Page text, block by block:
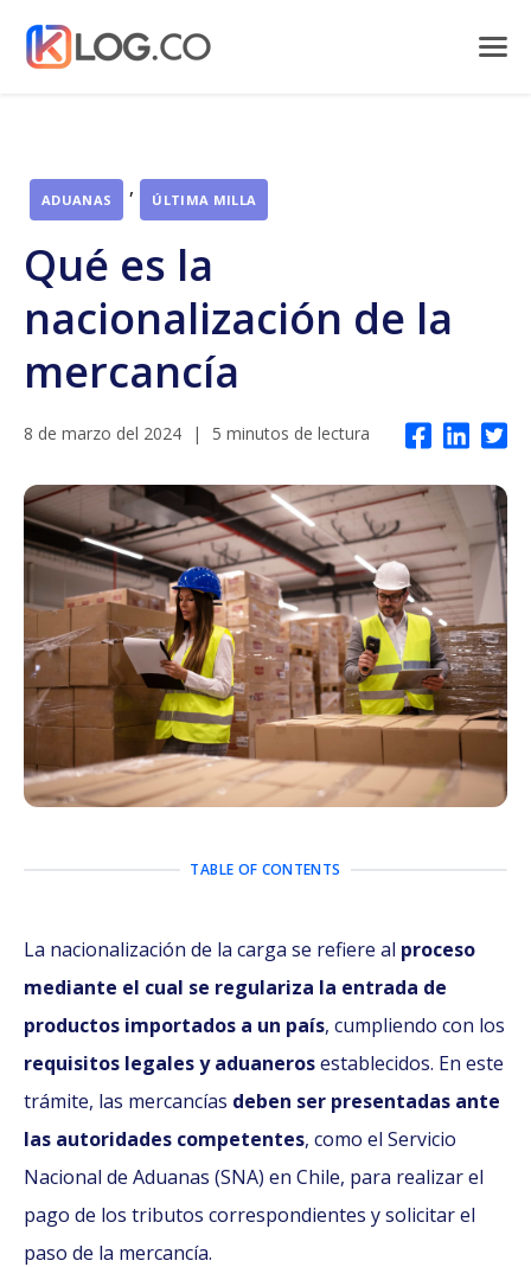
ADUANAS , ÚLTIMA MILLA
Qué es la
nacionalización de la
mercancía
8 de marzo del 2024 | 5 minutos de lectura
TABLE OF CONTENTS
La nacionalización de la carga se refiere al proceso
mediante el cual se regulariza la entrada de
productos importados a un país, cumpliendo con los
requisitos legales y aduanerosestablecidos. En este
trámite, las mercancías deben ser presentadas ante
las autoridades competentes, como el Servicio
Nacional de Aduanas (SNA) en Chile, para realizar el
pago de los tributos correspondientes y solicitar el
paso de la mercancía.